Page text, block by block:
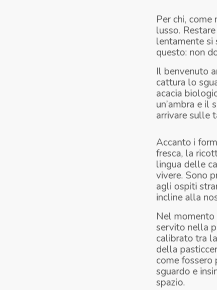
Per chi,
lusso.
lentamente si
questo: non
Il benvenuto
cattura lo
acacia
un’ambra e il
arrivare sulle
Accanto i
fresca, la
lingua delle
vivere. Sono
agli ospiti
incline alla
Nel momento
servito nella
calibrato tra
della
come fossero
sguardo e
spazio.